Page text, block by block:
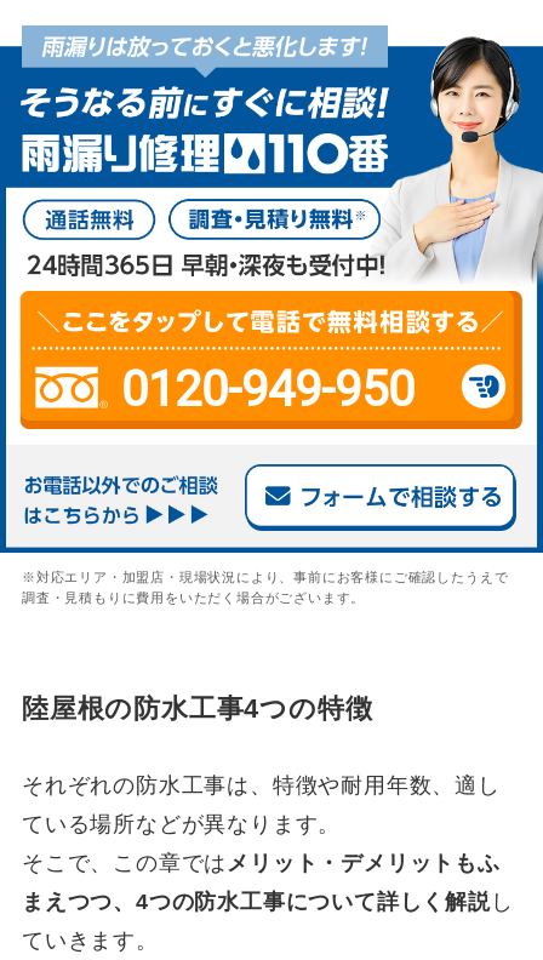
0120-949-950
※対応エリア・加盟店・現場状況により、事前にお客様にご確認したうえで
調査・見積もりに費用をいただく場合がございます。
陸屋根の防水工事4つの特徴
それぞれの防水工事は、特徴や耐用年数、適し
ている場所などが異なります。
そこで、この章ではメリット・デメリットもふ
まえつつ、4つの防水工事について詳しく解説し
ていきます。